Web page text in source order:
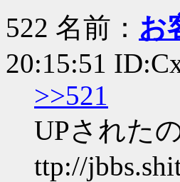
522 名前： お
20:15:51
>>521
UPされた
ttp://